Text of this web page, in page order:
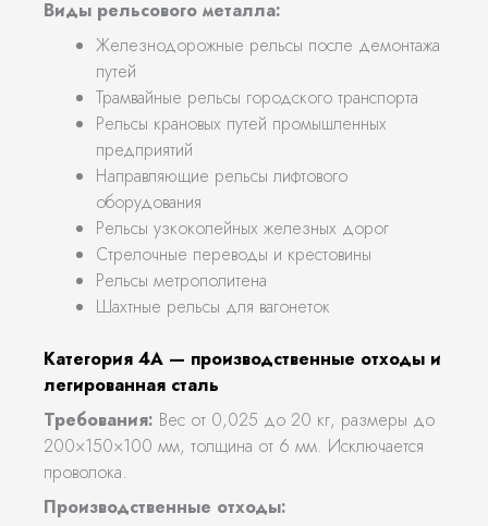
Виды рельсового металла:
Железнодорожные рельсы после демонтажа
путей
Трамвайные рельсы городского транспорта
Рельсы крановых путей промышленных
предприятий
Направляющие рельсы лифтового
оборудования
Рельсы узкоколейных железных дорог
Стрелочные переводы и крестовины
Рельсы метрополитена
Шахтные рельсы для вагонеток
Категория 4А — производственные отходы и
легированная сталь
Требования: Вес от 0,025 до 20 кг, размеры до
200×150×100 мм, толщина от 6 мм. Исключается
проволока.
Производственные отходы: